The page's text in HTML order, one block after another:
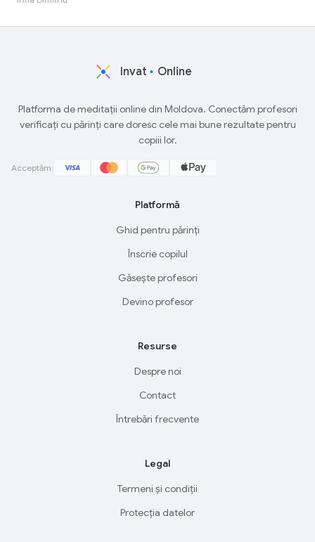
Invat Online
Platforma de meditații online din Moldova. Conectăm profesori
verificați cu părinți care doresc cele mai bune rezultate pentru
copiii lor.
Acceptăm:
Platformă
Ghid pentru părinți
Înscrie copilul
Găsește profesori
Devino profesor
Resurse
Despre noi
Contact
Întrebări frecvente
Legal
Termeni și condiții
Protecția datelor